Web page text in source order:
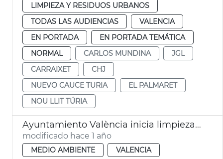
LIMPIEZA Y RESIDUOS URBANOS
TODAS LAS AUDIENCIAS
VALENCIA
EN PORTADA
EN PORTADA TEMÁTICA
NORMAL
CARLOS MUNDINA
JGL
CARRAIXET
CHJ
NUEVO CAUCE TURIA
EL PALMARET
NOU LLIT TÚRIA
Ayuntamiento València inicia limpieza nuevo cauce Turia dana
modificado hace 1 año
MEDIO AMBIENTE VALENCIA